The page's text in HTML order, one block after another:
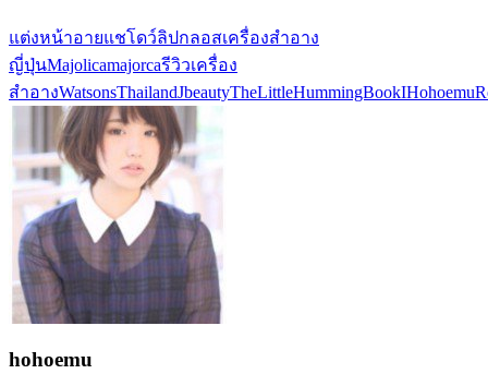
แต่งหน้าอายแชโดว์ลิปกลอสเครื่องสำอาง
ญี่ปุ่นMajolicamajorcaรีวิวเครื่อง
สำอางWatsonsThailandJbeautyTheLittleHummingBookI
hohoemu